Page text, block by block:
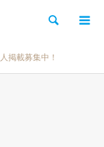
検索
掲載募集中！